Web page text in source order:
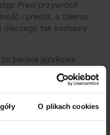
O plikach cookies
Pravi przywrócił
i prestiż, a całemu
dlaczego tak kochamy
bariera językowa
Music.